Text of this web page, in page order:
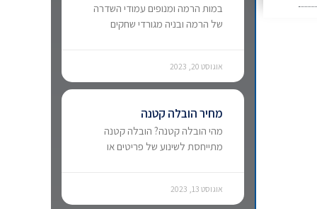
במות הרמה ומנופים עמודי השדרה
של הרמה ובניה מגורדי שחקים
אוגוסט 20, 2023
מחיר הובלה קטנה
מהי הובלה קטנה? הובלה קטנה
מתייחסת לשינוע של פריטים או
אוגוסט 13, 2023